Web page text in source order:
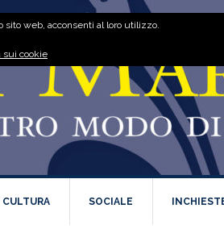
CULTURA SOCIALE
web, acconsenti al loro utilizzo.
sui cookie